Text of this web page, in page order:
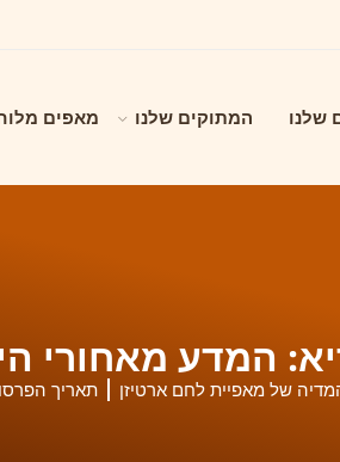
שלנו המתוקים שלנו מאפים
המדע מאחורי
של מאפיית לחם ארטיזן תאריך